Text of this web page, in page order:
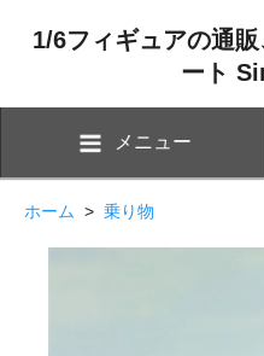
1/6フィギュアの通
ート
メニュー
ホーム > 乗り物